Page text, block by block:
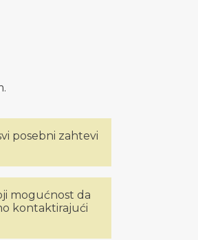
posebni zahtevi
mogućnost da
kontaktirajući